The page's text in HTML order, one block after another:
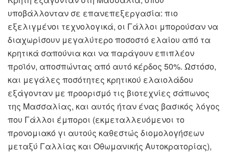
υποβάλλονταν σε επανεπεξεργασία: πιο
εξελιγμένοι τεχνολογικά, οι Γάλλοι μπορούσαν να
διαχωρίσουν μεγαλύτερο ποσοστό ελαίου από τα
κρητικά σαπούνια και να παράγουν επιπλέον
προϊόν, αποσπώντας από αυτό κέρδος 50%. Ωστόσο,
και μεγάλες ποσότητες κρητικού ελαιολάδου
εξάγονταν με προορισμό τις βιοτεχνίες σάπωνος
της Μασσαλίας, και αυτός ήταν ένας βασικός λόγος
που Γάλλοι έμποροι (εκμεταλλευόμενοι το
προνομιακό γι αυτούς καθεστώς διομολογήσεων
μεταξύ Γαλλίας και Οθωμανικής Αυτοκρατορίας),